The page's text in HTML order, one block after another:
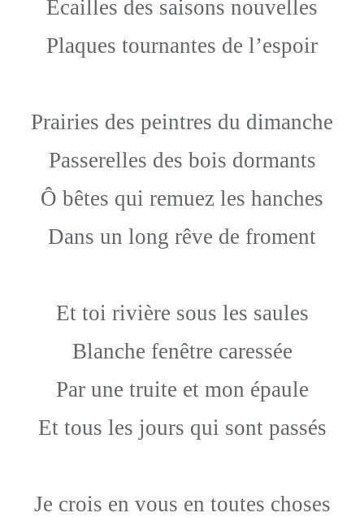
Écailles des saisons nouvelles
Plaques tournantes de l’espoir
Prairies des peintres du dimanche
Passerelles des bois dormants
Ô bêtes qui remuez les hanches
Dans un long rêve de froment
Et toi rivière sous les saules
Blanche fenêtre caressée
Par une truite et mon épaule
Et tous les jours qui sont passés
Je crois en vous en toutes choses